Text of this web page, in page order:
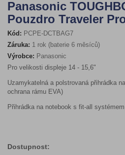
Panasonic
Pouzdro Traveler
Kód: PCPE-DCTBAG7
Záruka: 1 rok (baterie 6 měsíců)
Výrobce: Panasonic
Pro velikosti displeje 14 - 15,6"
Uzamykatelná a polstrovaná přihrádka
ochrana rámu EVA)
Přihrádka na notebook s fit-all
Dostupnost: